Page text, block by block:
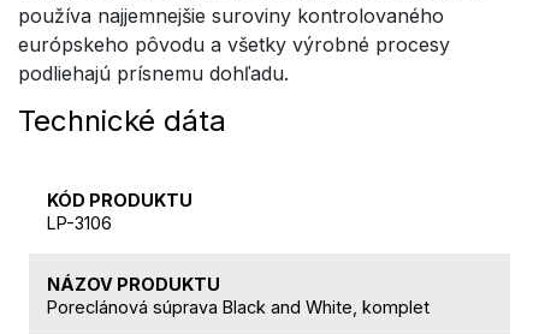
používa najjemnejšie suroviny kontrolovaného
európskeho pôvodu a všetky výrobné procesy
podliehajú prísnemu dohľadu.
Technické dáta
KÓD PRODUKTU
LP-3106
NÁZOV PRODUKTU
Poreclánová súprava Black and White, komplet